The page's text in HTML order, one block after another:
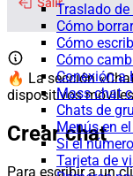
Traslado
Cómo
Cómo
Cómo
Conexión a
Mass chat
Chats de
Menús en
Si el
Tarjeta de
🔥 La sección
dispositivos
Crear chat
Para escribir a un